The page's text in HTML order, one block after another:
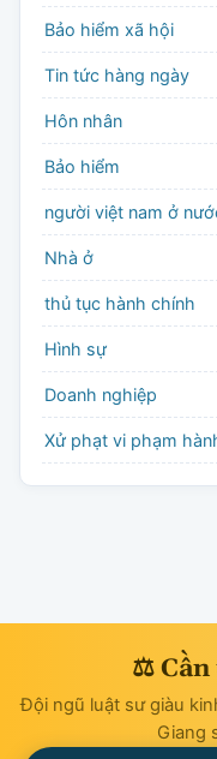
Bảo hiểm xã hội
Tin tức hàng ngày
Hôn nhân
Bảo hiểm
người việt nam ở
Nhà ở
thủ tục hành chính
Hình sự
Doanh nghiệp
Xử phạt vi phạm
⚖ Cần
Đội ngũ luật sư giàu
Giang